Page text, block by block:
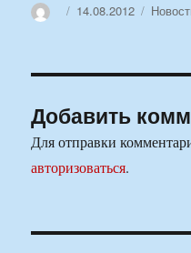
АвторОпубликовано
14.08.2012
Добавить
Для отправки
авторизоваться.